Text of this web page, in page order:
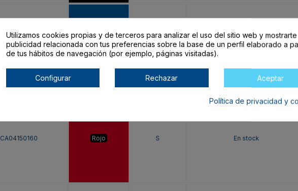
CA04150105 ROYAL S En stock
CA04150160 Rojo S En stock
Utilizamos cookies propias y de terceros para analizar el uso del sitio web y mostrarte
publicidad relacionada con tus preferencias sobre la base de un perfil elaborado a
de tus hábitos de navegación (por ejemplo, páginas visitadas).
Configurar Rechazar Aceptar
Política de privacidad y